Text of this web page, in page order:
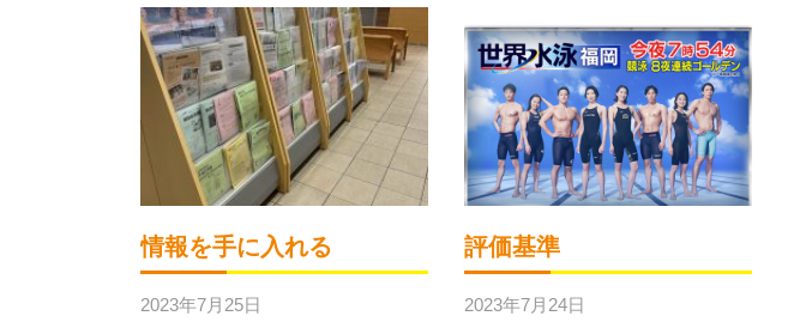
情報を手に入れる
2023年7月25日
評価基準
2023年7月24日